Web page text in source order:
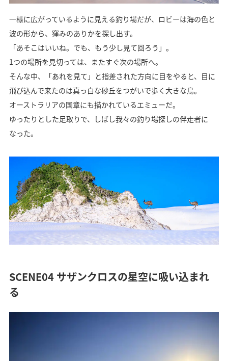
一様に広がっているように見える釣り場だが、ロビーは海の色と
波の形から、窪みのありかを探し出す。
「あそこはいいね。でも、もう少し見て回ろう」。
1つの場所を見切っては、またすぐ次の場所へ。
そんな中、「あれを見て」と指差された方向に目をやると、目に
飛び込んで来たのは真っ白な砂丘をつがいで歩く大きな鳥。
オーストラリアの国章にも描かれているエミューだ。
ゆったりとした足取りで、しばし我々の釣り場探しの伴走者に
なった。
SCENE04 サザンクロスの星空に吸い込まれ
る